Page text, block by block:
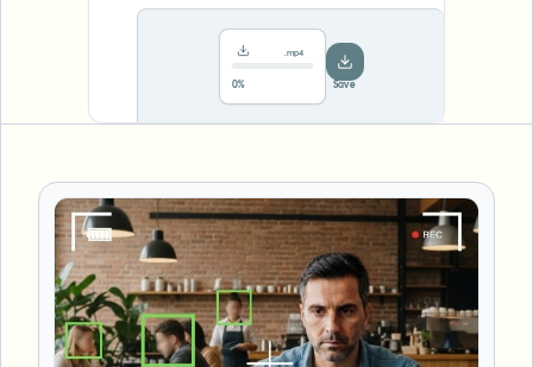
.mp4
78% ···